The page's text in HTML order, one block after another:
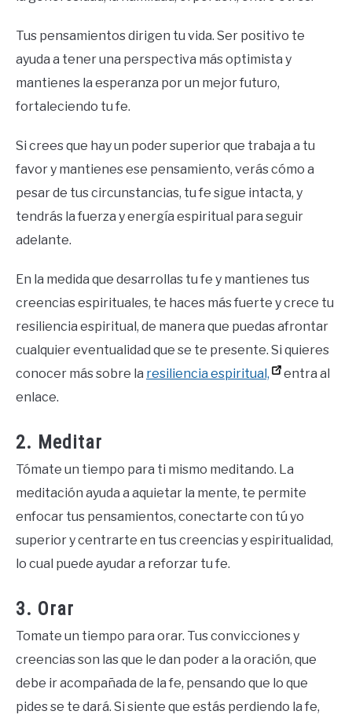
Tus pensamientos dirigen tu vida. Ser positivo te
ayuda a tener una perspectiva más optimista y
mantienes la esperanza por un mejor futuro,
fortaleciendo tu fe.
Si crees que hay un poder superior que trabaja a tu
favor y mantienes ese pensamiento, verás cómo a
pesar de tus circunstancias, tu fe sigue intacta, y
tendrás la fuerza y energía espiritual para seguir
adelante.
En la medida que desarrollas tu fe y mantienes tus
creencias espirituales, te haces más fuerte y crece tu
resiliencia espiritual, de manera que puedas afrontar
cualquier eventualidad que se te presente. Si quieres
conocer más sobre la resiliencia espiritual,
entra al
enlace.
2. Meditar
Tómate un tiempo para ti mismo meditando. La
meditación ayuda a aquietar la mente, te permite
enfocar tus pensamientos, conectarte con tú yo
superior y centrarte en tus creencias y espiritualidad,
lo cual puede ayudar a reforzar tu fe.
3. Orar
Tomate un tiempo para orar. Tus convicciones y
creencias son las que le dan poder a la oración, que
debe ir acompañada de la fe, pensando que lo que
pides se te dará. Si siente que estás perdiendo la fe,